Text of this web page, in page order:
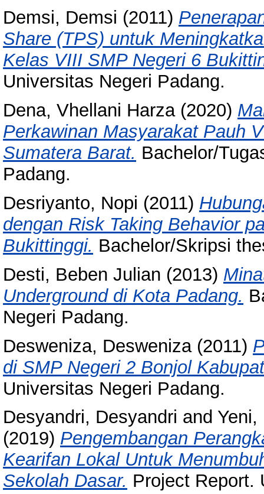
Demsi, Demsi (2011)
Share (TPS) untuk
Kelas VIII SMP Negeri 6
Universitas Negeri Padang.
Dena, Vhellani Harza(2020)
Perkawinan Masyarakat Pauh
Sumatera Barat. Bachelor/
Padang.
Desriyanto, Nopi (2011)
dengan Risk Taking Behavior
Bukittinggi. Bachelor/Skripsi
Desti, Beben Julian (2013)
Underground di Kota Padang.
Negeri Padang.
Desweniza, Desweniza(2011)
di SMP Negeri 2 Bonjol
Universitas Negeri Padang.
Desyandri, Desyandri and Yeni,
(2019) Pengembangan
Kearifan Lokal Untuk
Sekolah Dasar. Project Report.